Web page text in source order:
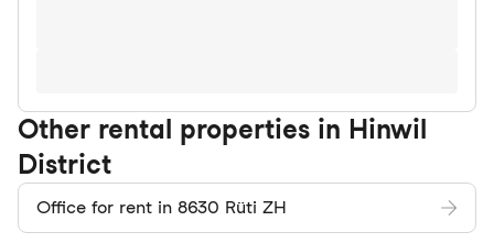
Other rental properties in Hinwil
District
Office for rent in 8630 Rüti ZH